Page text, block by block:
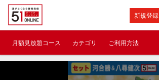
新規登録
月額見放題コース カテゴリ ご利用方法